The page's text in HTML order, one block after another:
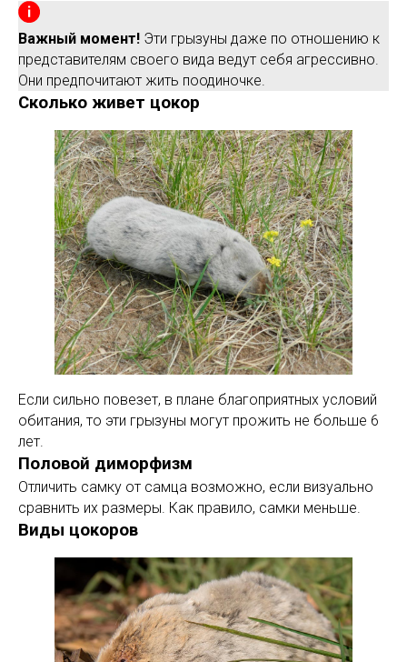
Важный момент! Эти грызуны даже по отношению к
представителям своего вида ведут себя агрессивно.
Они предпочитают жить поодиночке.
Сколько живет цокор
Если сильно повезет, в плане благоприятных условий
обитания, то эти грызуны могут прожить не больше 6
лет.
Половой диморфизм
Отличить самку от самца возможно, если визуально
сравнить их размеры. Как правило, самки меньше.
Виды цокоров